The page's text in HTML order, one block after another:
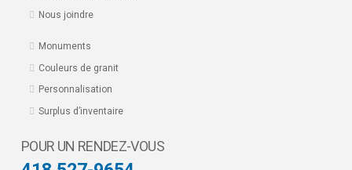
Nous joindre
Monuments
Couleurs de granit
Personnalisation
Surplus d’inventaire
POUR UN RENDEZ-VOUS